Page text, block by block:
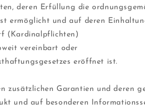
deren Erfüllung die
ermöglicht und auf deren
(Kardinalpflichten)
vereinbart oder
eröffnet ist.
zusätzlichen Garantien und deren
und auf besonderen